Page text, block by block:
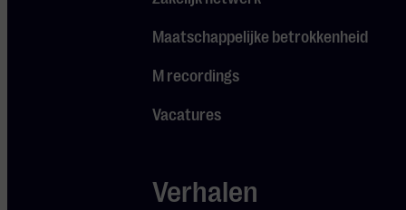
Maatschappelijke betrokkenheid
M recordings
Vacatures
Verhalen